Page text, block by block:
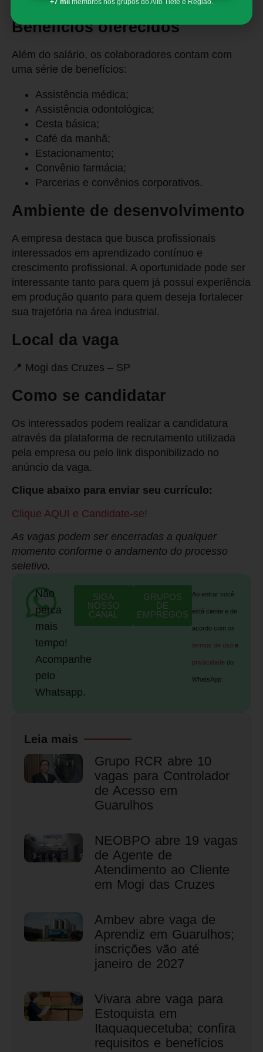
Benefícios oferecidos
Além do salário, os colaboradores contam com
uma série de benefícios:
Assistência médica;
Assistência odontológica;
Cesta básica;
Café da manhã;
Estacionamento;
Convênio farmácia;
Parcerias e convênios corporativos.
Ambiente de desenvolvimento
A empresa destaca que busca profissionais
interessados em aprendizado contínuo e
crescimento profissional. A oportunidade pode ser
interessante tanto para quem já possui experiência
em produção quanto para quem deseja fortalecer
sua trajetória na área industrial.
Local da vaga
📍 Mogi das Cruzes – SP
Como se candidatar
Os interessados podem realizar a candidatura
através da plataforma de recrutamento utilizada
pela empresa ou pelo link disponibilizado no
anúncio da vaga.
Clique abaixo para enviar seu currículo:
Clique AQUI e Candidate-se!
As vagas podem ser encerradas a qualquer
momento conforme o andamento do processo
seletivo.
Não
perca
mais
tempo!
Acompanhe
pelo
Whatsapp.
SIGA
NOSSO
CANAL
GRUPOS
DE
EMPREGOS
Ao entrar você
está ciente e de
acordo com os
termos de uso e
privacidade do
WhatsApp.
Leia mais
Grupo RCR abre 10
vagas para Controlador
de Acesso em
Guarulhos
NEOBPO abre 19 vagas
de Agente de
Atendimento ao Cliente
em Mogi das Cruzes
Ambev abre vaga de
Aprendiz em Guarulhos;
inscrições vão até
janeiro de 2027
Vivara abre vaga para
Estoquista em
Itaquaquecetuba; confira
requisitos e benefícios
+7 mil membros nos grupos do Alto Tietê e Região.